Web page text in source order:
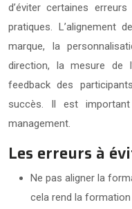
d’éviter certaines
pratiques. L’alignement
marque, la
direction, la mesure de
feedback des
succès. Il est
management.
Les erreurs à
Ne pas aligner la
cela rend la